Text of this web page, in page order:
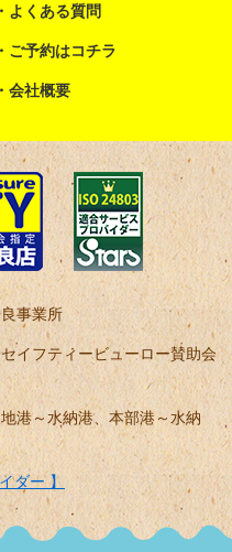
よくある質問
ご予約はコチラ
会社概要
事業所
イフティービューロー賛助会
港～水納港、本部港～水納
ダー 】